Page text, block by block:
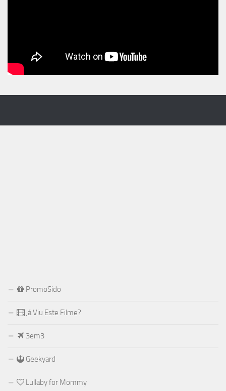
PromoSido
Já Viu Este Filme?
3em3
Geekyard
Lullaby for Mommy